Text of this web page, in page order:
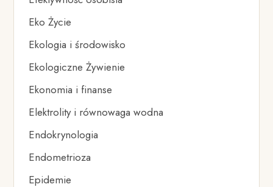
Eko Życie
Ekologia i środowisko
Ekologiczne Żywienie
Ekonomia i finanse
Elektrolity i równowaga wodna
Endokrynologia
Endometrioza
Epidemie